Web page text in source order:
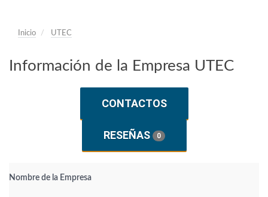
Inicio UTEC
Información de la Empresa UTEC
CONTACTOS
RESEÑAS 0
Nombre de la Empresa